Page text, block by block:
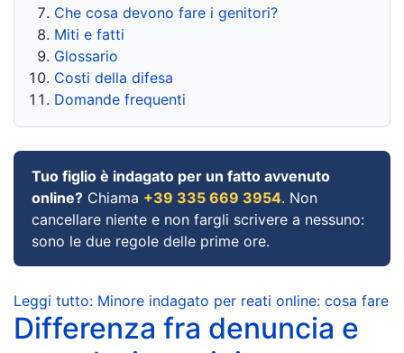
Che cosa devono fare i genitori?
Miti e fatti
Glossario
Costi della difesa
Domande frequenti
Tuo figlio è indagato per un fatto avvenuto
online? Chiama +39 335 669 3954. Non
cancellare niente e non fargli scrivere a nessuno:
sono le due regole delle prime ore.
Leggi tutto: Minore indagato per reati online: cosa fare
Differenza fra denuncia e